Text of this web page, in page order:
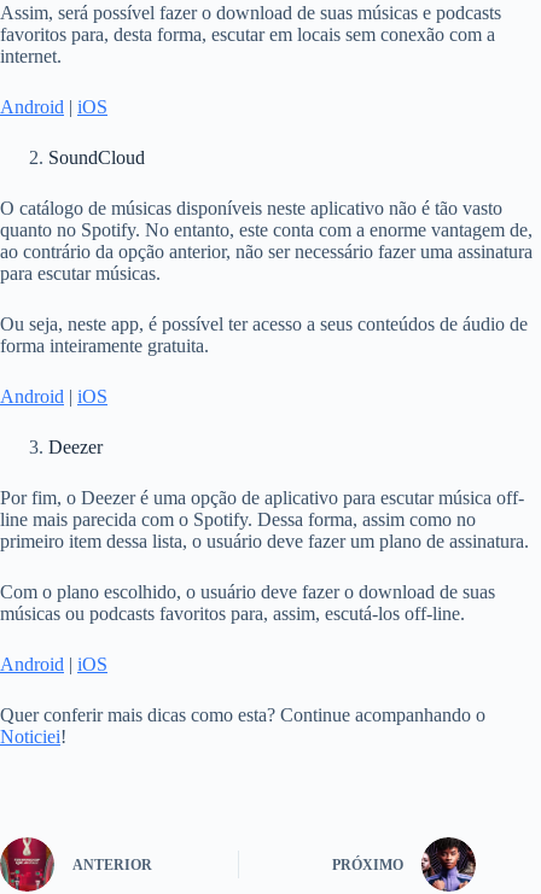
Assim, será possível fazer o download de suas músicas e podcasts
favoritos para, desta forma, escutar em locais sem conexão com a
internet.
Android | iOS
SoundCloud
O catálogo de músicas disponíveis neste aplicativo não é tão vasto
quanto no Spotify. No entanto, este conta com a enorme vantagem de,
ao contrário da opção anterior, não ser necessário fazer uma assinatura
para escutar músicas.
Ou seja, neste app, é possível ter acesso a seus conteúdos de áudio de
forma inteiramente gratuita.
Android | iOS
Deezer
Por fim, o Deezer é uma opção de aplicativo para escutar música off-
line mais parecida com o Spotify. Dessa forma, assim como no
primeiro item dessa lista, o usuário deve fazer um plano de assinatura.
Com o plano escolhido, o usuário deve fazer o download de suas
músicas ou podcasts favoritos para, assim, escutá-los off-line.
Android | iOS
Quer conferir mais dicas como esta? Continue acompanhando o
Noticiei!
ANTERIOR PRÓXIMO